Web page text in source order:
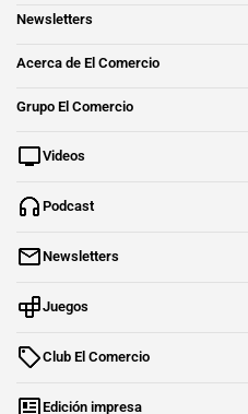
Newsletters
Acerca de El Comercio
Grupo El Comercio
Videos
Podcast
Newsletters
Juegos
Club El Comercio
Edición impresa